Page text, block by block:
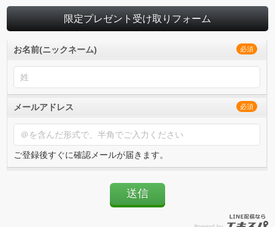
限定プレゼント受け取りフォーム
お名前(ニックネーム) 必須
メールアドレス 必須
ご登録後すぐに確認メールが届きます。